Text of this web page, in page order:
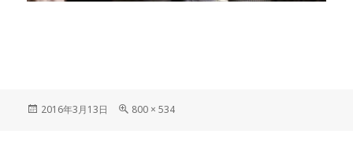
投
2016年3月13日
フ
800 × 534